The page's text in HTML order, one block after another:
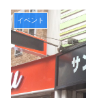
イベント